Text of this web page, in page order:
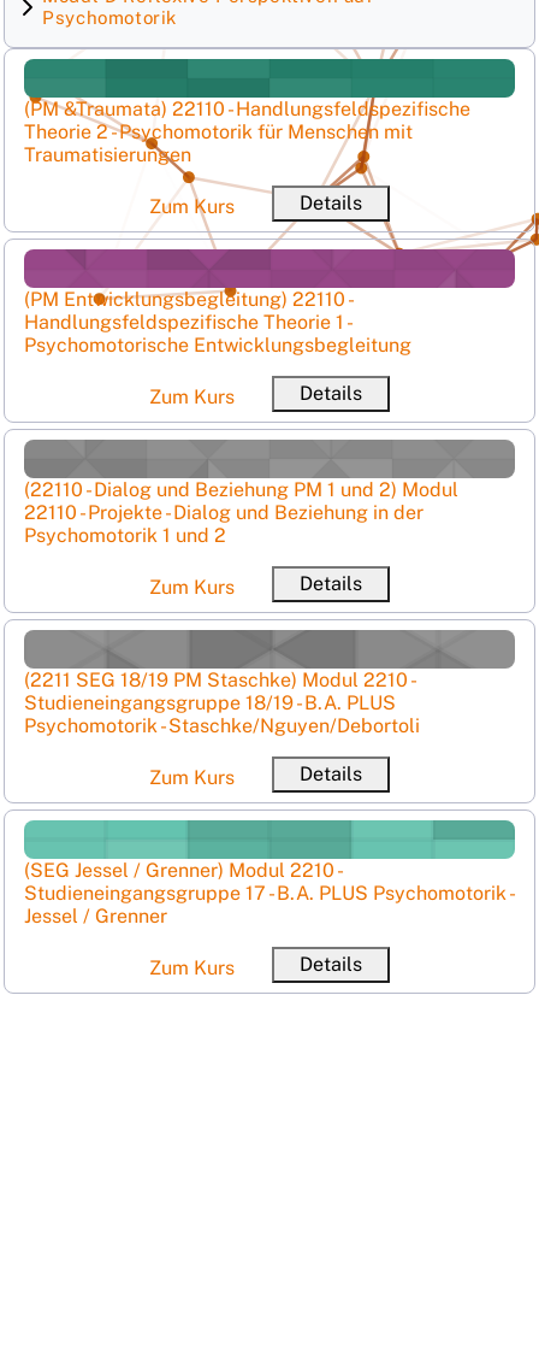
Psychomotorik
(PM &amp;Traumata) 22110 - Handlungsfeldspezifische
Kursname
(PM &Traumata) 22110 - Handlungsfeldspezifische
Theorie 2 - Psychomotorik für Menschen mit
Traumatisierungen
Zum Kurs Details
(PM Entwicklungsbegleitung) 22110 -
Kursname
(PM Entwicklungsbegleitung) 22110 -
Handlungsfeldspezifische Theorie 1 -
Psychomotorische Entwicklungsbegleitung
Zum Kurs Details
(22110 - Dialog und Beziehung PM 1 und 2) Modul 22110
Kursname
(22110 - Dialog und Beziehung PM 1 und 2) Modul
22110 - Projekte - Dialog und Beziehung in der
Psychomotorik 1 und 2
Zum Kurs Details
(2211 SEG 18/19 PM Staschke) Modul 2210 -
Kursname
(2211 SEG 18/19 PM Staschke) Modul 2210 -
Studieneingangsgruppe 18/19 - B.A. PLUS
Psychomotorik - Staschke/Nguyen/Debortoli
Zum Kurs Details
(SEG Jessel / Grenner) Modul 2210 -
Kursname
(SEG Jessel / Grenner) Modul 2210 -
Studieneingangsgruppe 17 - B.A. PLUS Psychomotorik -
Jessel / Grenner
Zum Kurs Details